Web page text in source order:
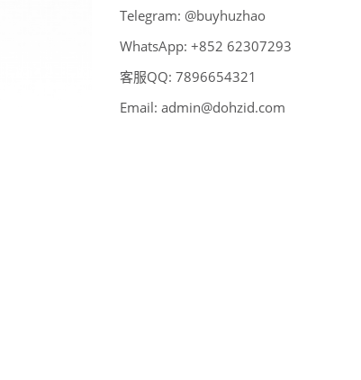
Telegram: oahzuhyub@
WhatsApp: 39270326 258+
客服QQ:
123456
7896
Email: admin@dohzid.com